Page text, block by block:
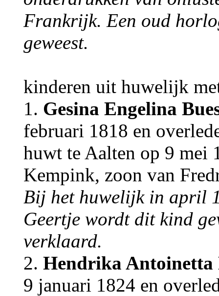
Frankrijk. Een oud
geweest.
kinderen uit huwelijk
1. Gesina Engelina
februari 1818 en
huwt te Aalten op 9 mei
Kempink, zoon van
Bij het huwelijk in april
Geertje wordt dit kind
verklaard.
2. Hendrika Antoinetta
9 januari 1824 en